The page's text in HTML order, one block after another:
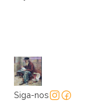
Siga-nos